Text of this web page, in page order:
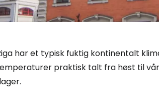
har et typisk fuktig kontinentalt
praktisk talt fra høst til